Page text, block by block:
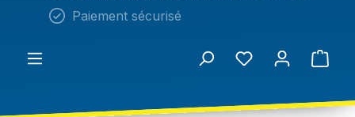
Paiement sécurisé